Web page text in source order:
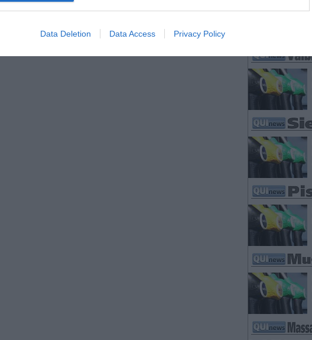
Data Deletion Data Access Privacy Policy